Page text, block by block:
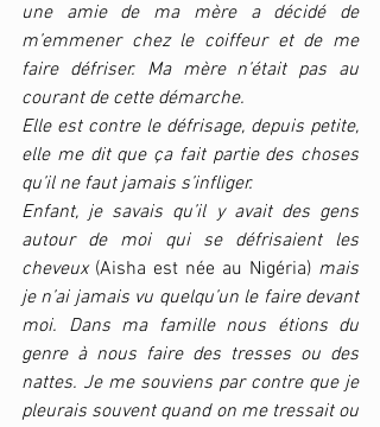
une amie de ma mère a décidé de
m’emmener chez le coiffeur et de me
faire défriser. Ma mère n’était pas au
courant de cette démarche.
Elle est contre le défrisage, depuis petite,
elle me dit que ça fait partie des choses
qu’il ne faut jamais s’infliger.
Enfant, je savais qu’il y avait des gens
autour de moi qui se défrisaient les
cheveux (Aisha est née au Nigéria) mais
je n’ai jamais vu quelqu’un le faire devant
moi. Dans ma famille nous étions du
genre à nous faire des tresses ou des
nattes. Je me souviens par contre que je
pleurais souvent quand on me tressait ou